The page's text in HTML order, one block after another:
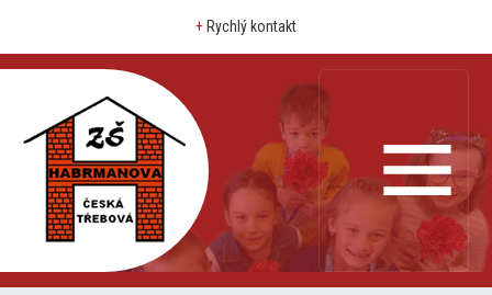
+ Rychlý kontakt